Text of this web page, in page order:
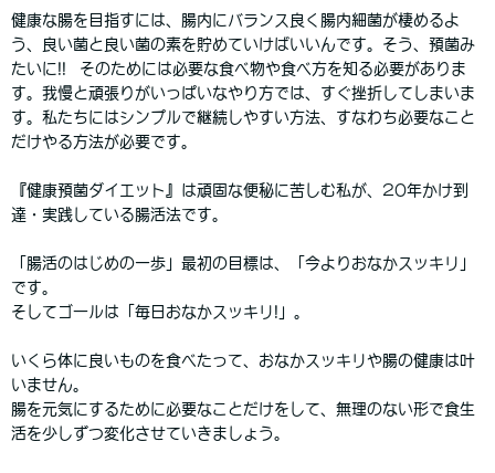
健康な腸を目指すには、腸内にバランス良く腸内細菌が棲めるよ
う、良い菌と良い菌の素を貯めていけばいいんです。そう、預菌み
たいに!! そのためには必要な食べ物や食べ方を知る必要がありま
す。我慢と頑張りがいっぱいなやり方では、すぐ挫折してしまいま
す。私たちにはシンプルで継続しやすい方法、すなわち必要なこと
だけやる方法が必要です。
『健康預菌ダイエット』は頑固な便秘に苦しむ私が、20年かけ到
達・実践している腸活法です。
「腸活のはじめの一歩」最初の目標は、「今よりおなかスッキリ」
です。
そしてゴールは「毎日おなかスッキリ!」。
いくら体に良いものを食べたって、おなかスッキリや腸の健康は叶
いません。
腸を元気にするために必要なことだけをして、無理のない形で食生
活を少しずつ変化させていきましょう。